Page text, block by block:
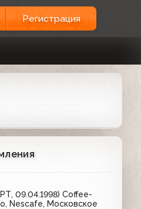
Регистрация
09.04.1998) Coffee-
Nescafe, Московское